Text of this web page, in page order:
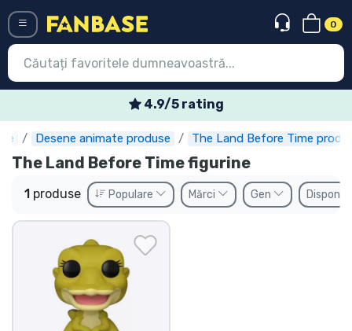
0
4.9/5 rating
Desene animate produse The Land Before Time
The Land Before Time figurine
1 produse Populare Mărci Gen
Conectați-vă Înregistrare
Ultimele
Oferte
Expres
Precomenzi
Outlet produse